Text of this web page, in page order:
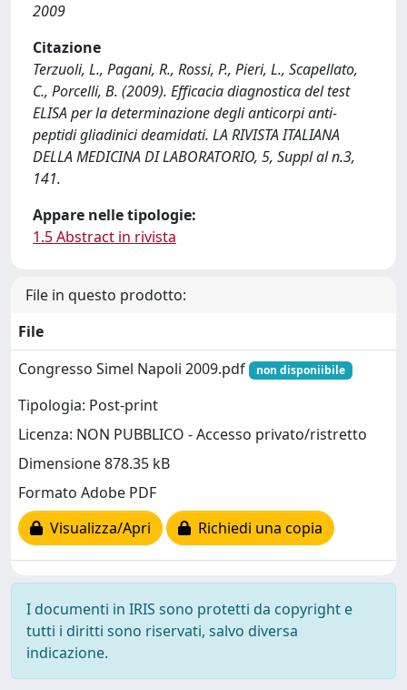
2009
Citazione
Terzuoli, L., Pagani, R., Rossi, P., Pieri, L., Scapellato,
C., Porcelli, B. (2009). Efficacia diagnostica del test
ELISA per la determinazione degli anticorpi anti-
peptidi gliadinici deamidati. LA RIVISTA ITALIANA
DELLA MEDICINA DI LABORATORIO, 5, Suppl al n.3,
141.
Appare nelle tipologie:
1.5 Abstract in rivista
File in questo prodotto:
File
Congresso Simel Napoli 2009.pdf
non disponiibile
Tipologia: Post-print
Licenza: NON PUBBLICO - Accesso privato/ristretto
Dimensione 878.35 kB
Formato Adobe PDF
Visualizza/Apri
Richiedi una copia
I documenti in IRIS sono protetti da copyright e
tutti i diritti sono riservati, salvo diversa
indicazione.